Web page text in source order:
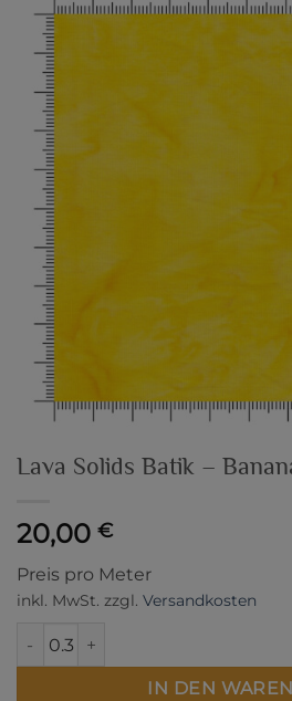
Lava Solids Batik –
20,00 €
Preis pro Meter
inkl. MwSt. zzgl. Versandkosten
Lava Solids Batik - Banana Menge
IN DEN